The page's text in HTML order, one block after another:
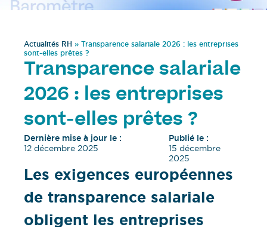
Actualités RH » Transparence salariale 2026 : les entreprises
sont-elles prêtes ?
Transparence salariale
2026 : les entreprises
sont-elles prêtes ?
Dernière mise à jour le :
12 décembre 2025
Publié le :
15 décembre
2025
Les exigences européennes
de transparence salariale
obligent les entreprises